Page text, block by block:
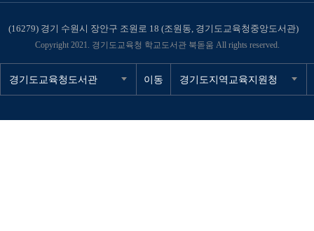
(16279) 경기 수원시 장안구 조원로 18 (조원동, 경기도교육청중앙도서관)
Copyright 2021. 경기도교육청 학교도서관 북돋움 All rights reserved.
경기도교육청도서관 이동 경기도지역교육지원청